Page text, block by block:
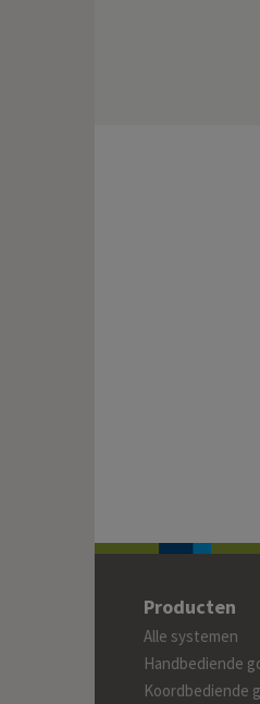
Producten
Alle systemen
Handbediende
Koordbediende